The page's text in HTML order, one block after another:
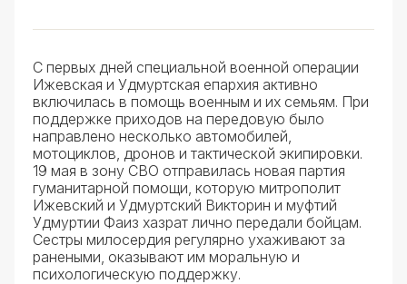
С первых дней специальной военной операции
Ижевская и Удмуртская епархия активно
включилась в помощь военным и их семьям. При
поддержке приходов на передовую было
направлено несколько автомобилей,
мотоциклов, дронов и тактической экипировки.
19 мая в зону СВО отправилась новая партия
гуманитарной помощи, которую митрополит
Ижевский и Удмуртский Викторин и муфтий
Удмуртии Фаиз хазрат лично передали бойцам.
Сестры милосердия регулярно ухаживают за
ранеными, оказывают им моральную и
психологическую поддержку.